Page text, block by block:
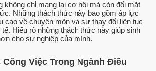
không chỉ mang lại cơ hội mà còn đối mặt
Những thách thức này bao gồm áp lực
cao về chuyên môn và sự thay đổi liên tục
tế. Hiểu rõ những thách thức này giúp sinh
cho sự nghiệp của mình.
Công Việc Trong Ngành Điều